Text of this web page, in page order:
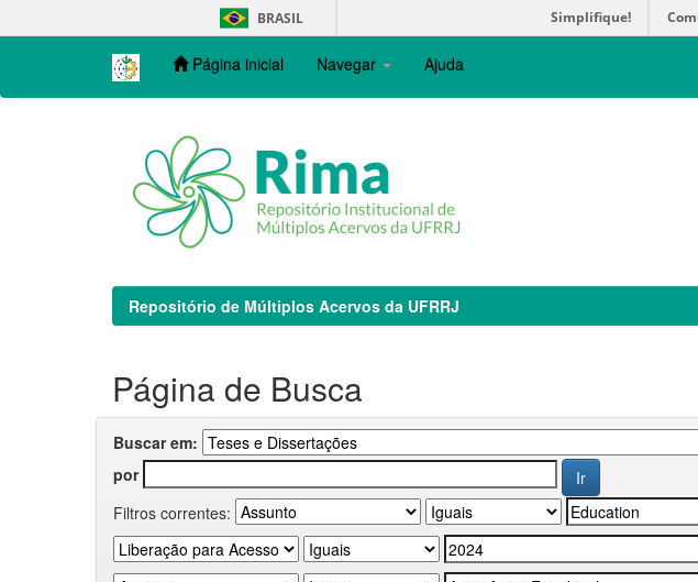
navigation
BRASIL Simplifique!
Página inicial Navegar Ajuda
Repositório de Múltiplos Acervos da UFRRJ
Página de Busca
Buscar em:
por
Filtros correntes: